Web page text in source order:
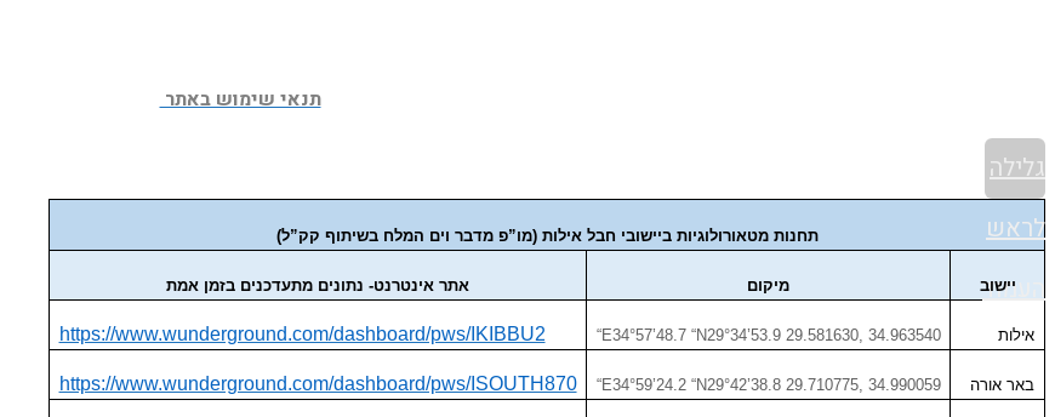
תנאי שימוש באתר
גלילה
לראש
העמוד
תחנות מטאורולוגיות ביישובי חבל אילות (מו”פ מדבר וים המלח בשיתוף קק”ל)
יישוב מיקום אתר אינטרנט- נתונים מתעדכנים בזמן אמת
אילות “E34°57’48.7 “N29°34’53.9 29.581630, 34.963540
https://www.wunderground.com/dashboard/pws/IKIBBU2
באר אורה “E34°59’24.2 “N29°42’38.8 29.710775, 34.990059
https://www.wunderground.com/dashboard/pws/ISOUTH870